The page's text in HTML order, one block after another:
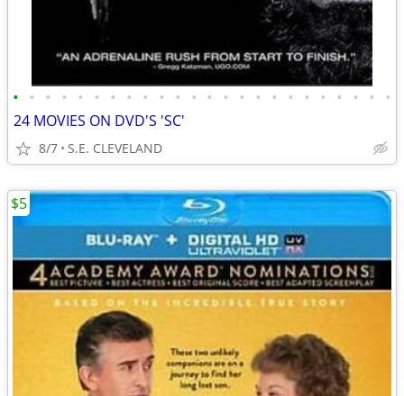
• • • • • • • • • • • • • • • • • • • • • • • •
24 MOVIES ON DVD'S 'SC'
8/7 S.E. CLEVELAND
$5